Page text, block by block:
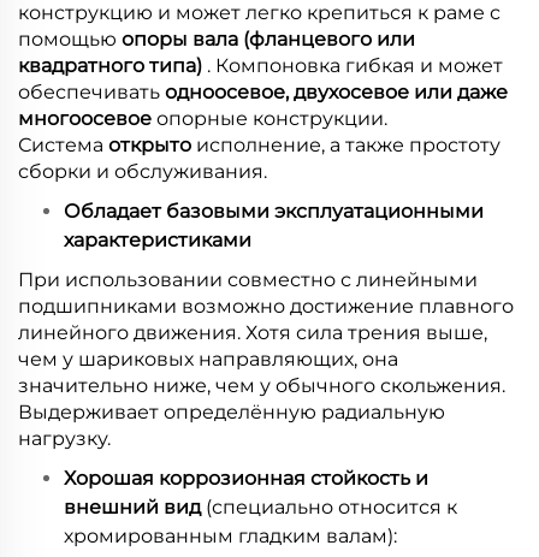
конструкцию и может легко крепиться к раме с
помощью опоры вала (фланцевого или
квадратного типа) . Компоновка гибкая и может
обеспечивать одноосевое, двухосевое или даже
многоосевое опорные конструкции.
Система открыто исполнение, а также простоту
сборки и обслуживания.
Обладает базовыми эксплуатационными
характеристиками
При использовании совместно с линейными
подшипниками возможно достижение плавного
линейного движения. Хотя сила трения выше,
чем у шариковых направляющих, она
значительно ниже, чем у обычного скольжения.
Выдерживает определённую радиальную
нагрузку.
Хорошая коррозионная стойкость и
внешний вид (специально относится к
хромированным гладким валам):